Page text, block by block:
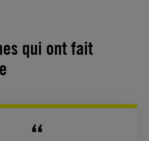
qui ont fait